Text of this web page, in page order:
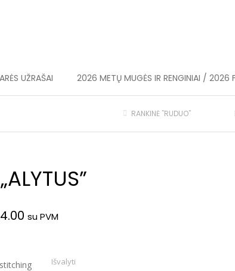
UŽRAŠAI 2026 METŲ MUGĖS IR RENGINIAI / 2026
RANKINĖ "RUDUO"
su PVM
Išvalyti